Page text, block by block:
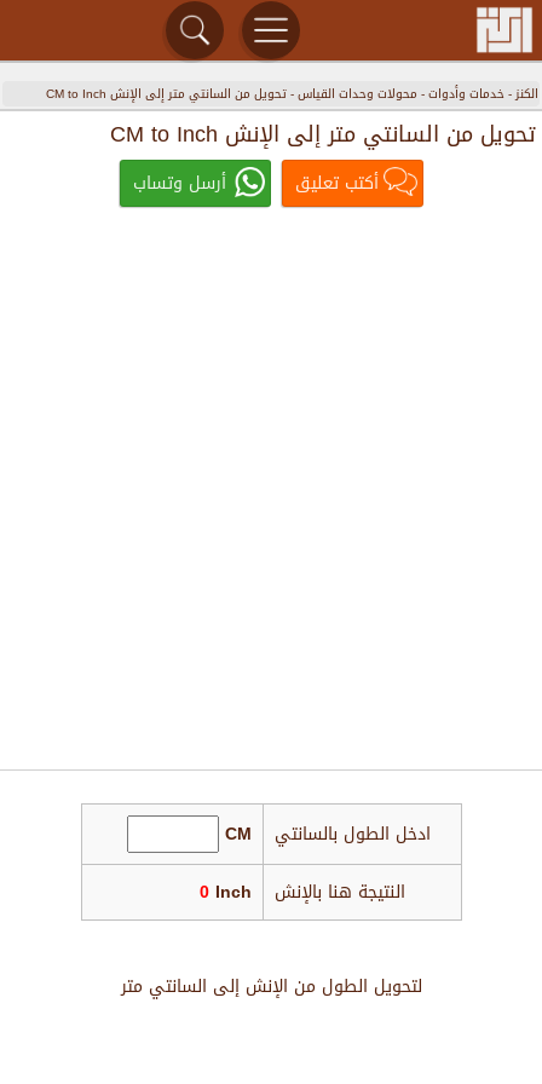
الكنز-خدمات وأدوات- محولات وحدات القياس-تحويل من السانتي متر إلى الإنش CM to Inch
تحويل من السانتي متر إلى الإنش CM to Inch
أكتب تعليق أرسل وتساب
ادخل الطول بالسانتي
CM
النتيجة هنا بالإنش
0Inch
لتحويل الطول من الإنش إلى السانتي متر